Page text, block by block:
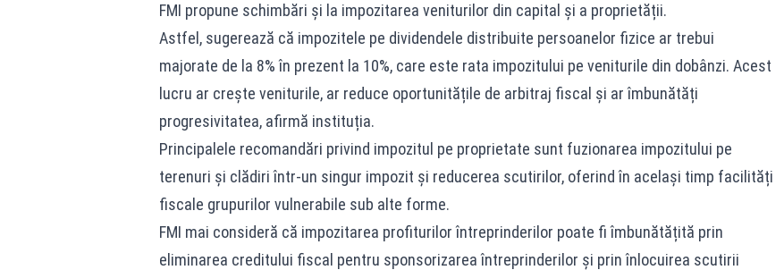
FMI propune schimbări și la impozitarea veniturilor din capital și a proprietății.
Astfel, sugerează că impozitele pe dividendele distribuite persoanelor fizice ar trebui
majorate de la 8% în prezent la 10%, care este rata impozitului pe veniturile din dobânzi. Acest
lucru ar crește veniturile, ar reduce oportunitățile de arbitraj fiscal și ar îmbunătăți
progresivitatea, afirmă instituția.
Principalele recomandări privind impozitul pe proprietate sunt fuzionarea impozitului pe
terenuri și clădiri într-un singur impozit și reducerea scutirilor, oferind în același timp facilități
fiscale grupurilor vulnerabile sub alte forme.
FMI mai consideră că impozitarea profiturilor întreprinderilor poate fi îmbunătățită prin
eliminarea creditului fiscal pentru sponsorizarea întreprinderilor și prin înlocuirea scutirii